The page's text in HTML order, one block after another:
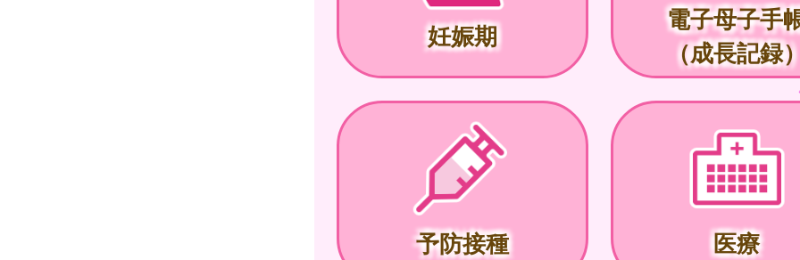
妊娠期
電子母子手
（成長記録
予防接種 医療